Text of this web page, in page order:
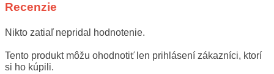
Recenzie
Nikto zatiaľ nepridal hodnotenie.
Tento produkt môžu ohodnotiť len prihlásení zákazníci, ktorí
si ho kúpili.